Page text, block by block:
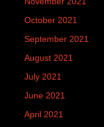
October 2021
September 2021
August 2021
July 2021
June 2021
April 2021